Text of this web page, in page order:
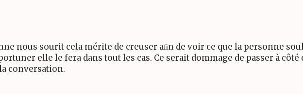
nous sourit cela mérite de creuser aﬁn de voir ce que la personne
elle le fera dans tout les cas. Ce serait dommage de passer à
conversation.